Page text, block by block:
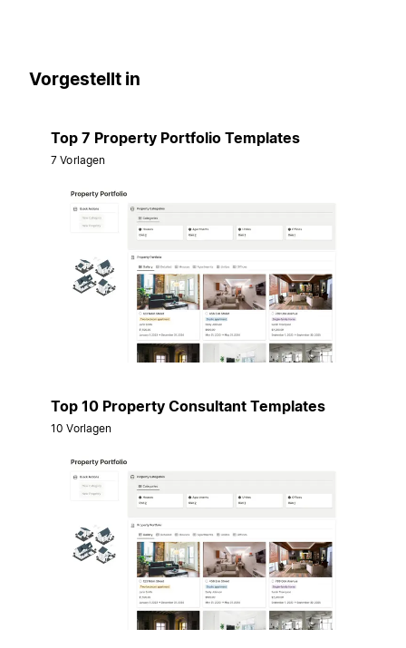
Vorgestellt in
Top 7 Property Portfolio Templates
7 Vorlagen
Top 10 Property Consultant Templates
10 Vorlagen